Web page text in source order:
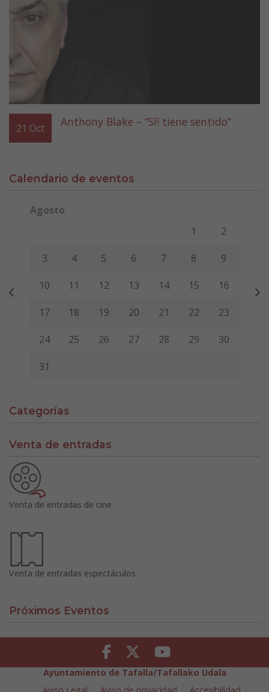
21 Oct Anthony Blake – “Sí! tiene sentido”
Calendario de eventos
Agosto
Viernes Sábado
1 2
3 4 5 6 7 8 9
10 11 12 13 14 15 16
17 18 19 20 21 22 23
24 25 26 27 28 29 30
31
Categorías
Venta de entradas
Venta de entradas de cine
Venta de entradas espectáculos
Próximos Eventos
Facebook Twitter Youtube
Ayuntamiento de Tafalla/Tafallako Udala
Aviso Legal
Aviso de privacidad Accesibilidad